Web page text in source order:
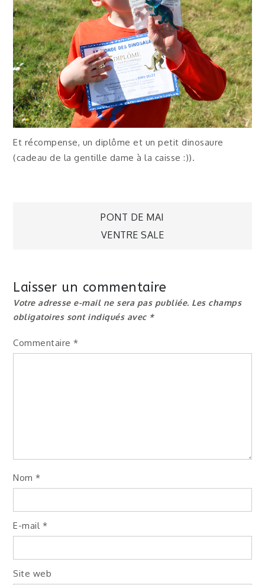
Et récompense, un diplôme et un petit dinosaure
(cadeau de la gentille dame à la caisse :)).
Navigation
l’article
PONT DE MAI
VENTRE SALE
Laisser un commentaire
Votre adresse e-mail ne sera pas publiée. Les champs
obligatoires sont indiqués avec *
Commentaire*
Nom*
E-mail *
Site web